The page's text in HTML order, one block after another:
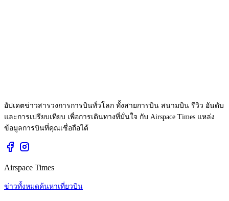
อัปเดตข่าวสารวงการการบินทั่วโลก ทั้งสายการบิน สนามบิน รีวิว อันดับ
และการเปรียบเทียบ เพื่อการเดินทางที่มั่นใจ กับ Airspace Times แหล่ง
ข้อมูลการบินที่คุณเชื่อถือได้
Airspace Times
ข่าวทั้งหมดค้นหาเที่ยวบิน